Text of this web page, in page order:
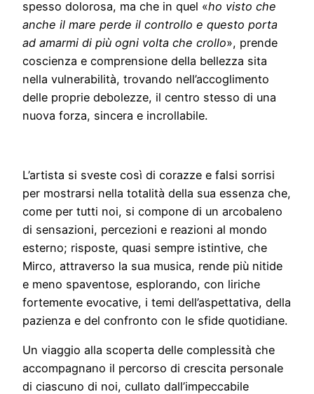
spesso dolorosa, ma che in quel «ho visto che
anche il mare perde il controllo e questo porta
ad amarmi di più ogni volta che crollo», prende
coscienza e comprensione della bellezza sita
nella vulnerabilità, trovando nell’accoglimento
delle proprie debolezze, il centro stesso di una
nuova forza, sincera e incrollabile.
L’artista si sveste così di corazze e falsi sorrisi
per mostrarsi nella totalità della sua essenza che,
come per tutti noi, si compone di un arcobaleno
di sensazioni, percezioni e reazioni al mondo
esterno; risposte, quasi sempre istintive, che
Mirco, attraverso la sua musica, rende più nitide
e meno spaventose, esplorando, con liriche
fortemente evocative, i temi dell’aspettativa, della
pazienza e del confronto con le sfide quotidiane.
Un viaggio alla scoperta delle complessità che
accompagnano il percorso di crescita personale
di ciascuno di noi, cullato dall’impeccabile